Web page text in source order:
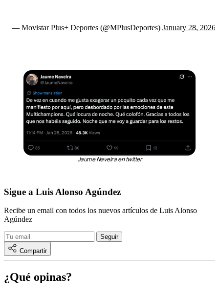
— Movistar Plus+ Deportes (@MPlusDeportes) January 28, 2026
Jaume Naveira en twitter
Sigue a Luis Alonso Agúndez
Recibe un email con todos los nuevos artículos de Luis Alonso
Agúndez
Compartir
¿Qué opinas?